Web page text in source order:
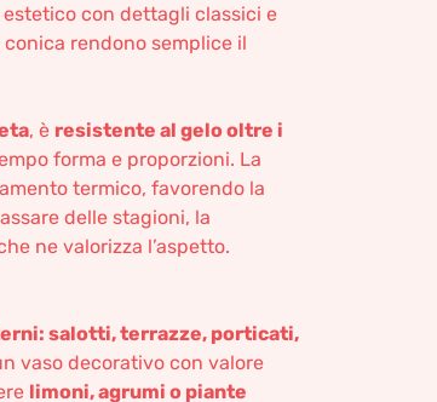
con dettagli classici e
rendono semplice il
, è resistente al gelo oltre i
forma e proporzioni. La
termico, favorendo la
delle stagioni, la
ne valorizza l’aspetto.
salotti, terrazze, porticati,
vaso decorativo con valore
limoni, agrumi o piante